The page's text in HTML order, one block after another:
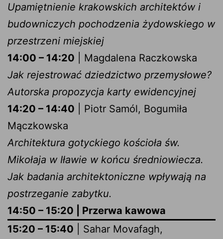
Upamiętnienie krakowskich architektów i
budowniczych pochodzenia żydowskiego w
przestrzeni miejskiej
14:00 – 14:20 | Magdalena Raczkowska
Jak rejestrować dziedzictwo przemysłowe?
Autorska propozycja karty ewidencyjnej
14:20 – 14:40 | Piotr Samól, Bogumiła
Mączkowska
Architektura gotyckiego kościoła św.
Mikołaja w Iławie w końcu średniowiecza.
Jak badania architektoniczne wpływają na
postrzeganie zabytku.
14:50 – 15:20 | Przerwa kawowa
15:20 – 15:40 | Sahar Movafagh,